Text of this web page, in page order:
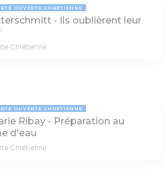
OUVERTE CHRÉTIENNE
- Ils oublièrent leur
Chrétienne
OUVERTE CHRÉTIENNE
Ribay - Préparation au
d'eau
Chrétienne